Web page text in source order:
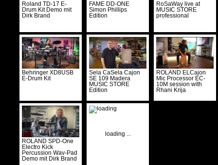
Roland TD-17 E-
Drum Kit Demo mit
Dirk Brand
FAME DD-ONE
Simon Phillips
Edition
RoSaWay live at
MUSIC STORE
professional
Behringer XD8USB
E-Drum Kit
Sela CaSela Cajon
SE 109 Madera
MUSIC STORE
Edition
ROLAND ELCajon
Mic Processor EC-
10M session with
Rhani Krija
ROLAND SPD-One
Electro Kick
Percussion Wav-Pad
Demo mit Dirk Brand
loading ...